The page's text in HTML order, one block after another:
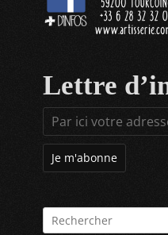
articles
Lettre
Rechercher :